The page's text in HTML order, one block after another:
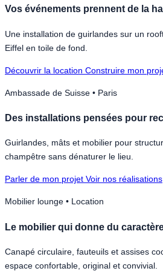
Vos événements prennent de la
Une installation de guirlandes sur un
Eiffel en toile de fond.
Découvrir la location Construire mon
Ambassade de Suisse • Paris
Des installations pensées pour
Guirlandes, mâts et mobilier pour
champêtre sans dénaturer le lieu.
Parler de mon projet Voir nos réalisations
Mobilier lounge • Location
Le mobilier qui donne du
Canapé circulaire, fauteuils et assises
espace confortable, original et convivial.